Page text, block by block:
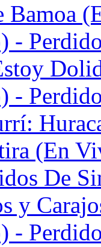
Bamoa
-
-
(En
De
y
-